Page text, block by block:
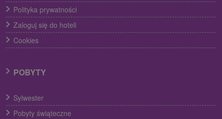
Polityka prywatności
Zaloguj się do hoteli
Cookies
POBYTY
Sylwester
Pobyty świąteczne